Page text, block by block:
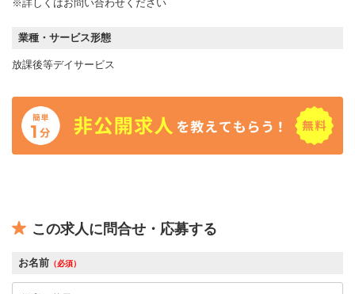
※詳しくはお問い合わせください
業種・サービス形態
放課後等デイサービス
この求人に問合せ・応募する
お名前 （必須）